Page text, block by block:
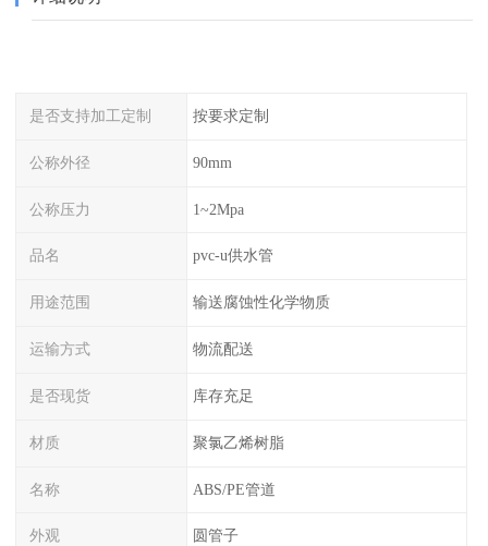
是否支持加工定制 按要求定制
公称外径 90mm
公称压力 1~2Mpa
品名 pvc-u供水管
用途范围 输送腐蚀性化学物质
运输方式 物流配送
是否现货 库存充足
材质 聚氯乙烯树脂
名称 ABS/PE管道
外观 圆管子